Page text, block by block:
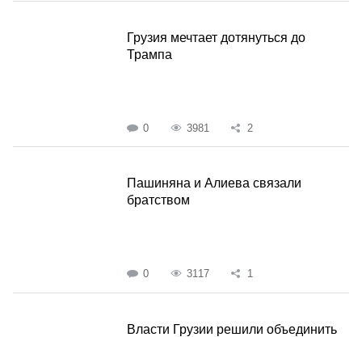
Грузия мечтает дотянуться до
Трампа
0 3981 2
Пашиняна и Алиева связали
братством
0 3117 1
Власти Грузии решили объединить